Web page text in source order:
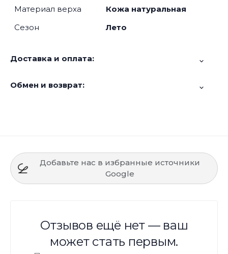
Материал верха
Кожа натуральная
Сезон
Лето
Доставка и оплата:
Обмен и возврат:
Добавьте нас в избранные источники
Google
Отзывов ещё нет — ваш
может стать первым.